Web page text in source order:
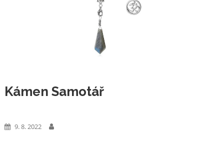
Kámen Samotář
9. 8. 2022